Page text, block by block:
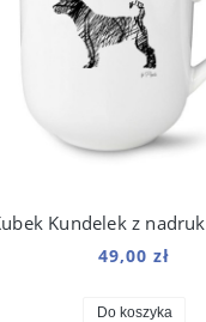
49,00 zł
Do koszyka